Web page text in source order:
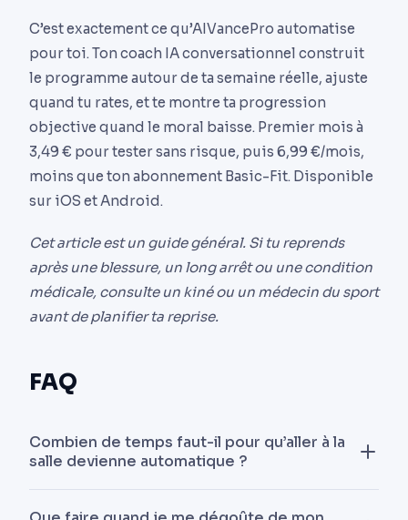
C’est exactement ce qu’AIVancePro automatise
pour toi. Ton coach IA conversationnel construit
le programme autour de ta semaine réelle, ajuste
quand tu rates, et te montre ta progression
objective quand le moral baisse. Premier mois à
3,49 € pour tester sans risque, puis 6,99 €/mois,
moins que ton abonnement Basic-Fit. Disponible
sur iOS et Android.
Cet article est un guide général. Si tu reprends
après une blessure, un long arrêt ou une condition
médicale, consulte un kiné ou un médecin du sport
avant de planifier ta reprise.
FAQ
Combien de temps faut-il pour qu’aller à la
salle devienne automatique ?